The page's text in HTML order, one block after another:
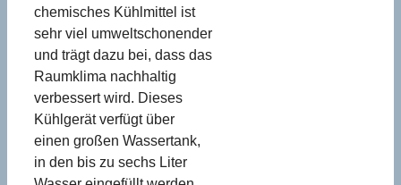
chemisches Kühlmittel ist
sehr viel umweltschonender
und trägt dazu bei, dass das
Raumklima nachhaltig
verbessert wird. Dieses
Kühlgerät verfügt über
einen großen Wassertank,
in den bis zu sechs Liter